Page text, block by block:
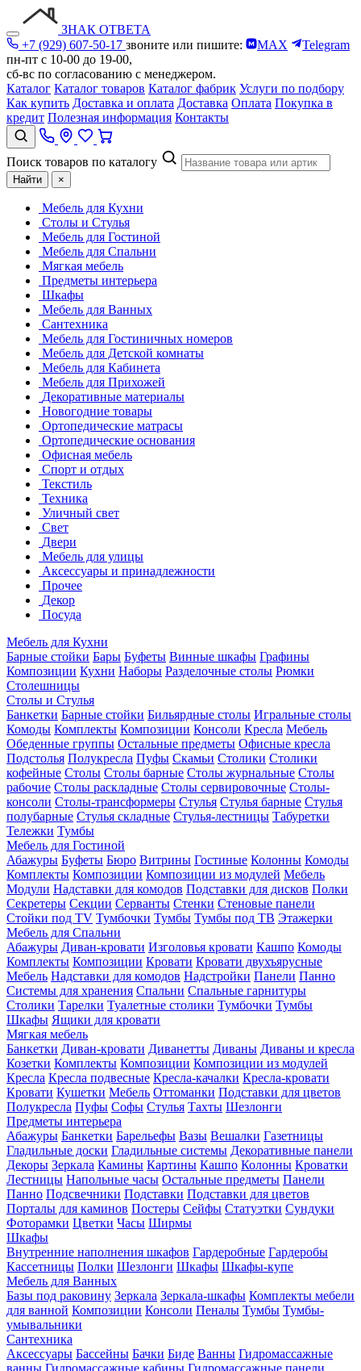
ЗНАК ОТВЕТА
+7 (929) 607-50-17 звоните или пишите: MAX
Telegram
пн-пт с 10-00 до 19-00,
сб-вс по согласованию с менеджером.
Каталог Каталог товаров Каталог фабрик Услуги по подбору
Как купить Доставка и оплата Доставка Оплата Покупка в
кредит Полезная информация Контакты
Поиск товаров по каталогу
Найти ×
Мебель для Кухни
Столы и Стулья
Мебель для Гостиной
Мебель для Спальни
Мягкая мебель
Предметы интерьера
Шкафы
Мебель для Ванных
Сантехника
Мебель для Гостиничных номеров
Мебель для Детской комнаты
Мебель для Кабинета
Мебель для Прихожей
Декоративные материалы
Новогодние товары
Ортопедические матрасы
Ортопедические основания
Офисная мебель
Спорт и отдых
Текстиль
Техника
Уличный свет
Свет
Двери
Мебель для улицы
Аксессуары и принадлежности
Прочее
Декор
Посуда
Мебель для Кухни
Барные стойки Бары Буфеты Винные шкафы Графины
Композиции Кухни Наборы Разделочные столы Рюмки
Столешницы
Столы и Стулья
Банкетки Барные стойки Бильярдные столы Игральные столы
Комоды Комплекты Композиции Консоли Кресла Мебель
Обеденные группы Остальные предметы Офисные кресла
Подстолья Полукресла Пуфы Скамьи Столики Столики
кофейные Столы Столы барные Столы журнальные Столы
рабочие Столы раскладные Столы сервировочные Столы-
консоли Столы-трансформеры Стулья Стулья барные Стулья
полубарные Стулья складные Стулья-лестницы Табуретки
Тележки Тумбы
Мебель для Гостиной
Абажуры Буфеты Бюро Витрины Гостиные Колонны Комоды
Комплекты Композиции Композиции из модулей Мебель
Модули Надставки для комодов Подставки для дисков Полки
Секретеры Секции Серванты Стенки Стеновые панели
Стойки под TV Тумбочки Тумбы Тумбы под ТВ Этажерки
Мебель для Спальни
Абажуры Диван-кровати Изголовья кровати Кашпо Комоды
Комплекты Композиции Кровати Кровати двухъярусные
Мебель Надставки для комодов Надстройки Панели Панно
Системы для хранения Спальни Спальные гарнитуры
Столики Тарелки Туалетные столики Тумбочки Тумбы
Шкафы Ящики для кровати
Мягкая мебель
Банкетки Диван-кровати Диванетты Диваны Диваны и кресла
Козетки Комплекты Композиции Композиции из модулей
Кресла Кресла подвесные Кресла-качалки Кресла-кровати
Кровати Кушетки Мебель Оттоманки Подставки для цветов
Полукресла Пуфы Софы Стулья Тахты Шезлонги
Предметы интерьера
Абажуры Банкетки Барельефы Вазы Вешалки Газетницы
Гладильные доски Гладильные системы Декоративные панели
Декоры Зеркала Камины Картины Кашпо Колонны Кроватки
Лестницы Напольные часы Остальные предметы Панели
Панно Подсвечники Подставки Подставки для цветов
Порталы для каминов Постеры Сейфы Статуэтки Сундуки
Фоторамки Цветки Часы Ширмы
Шкафы
Внутренние наполнения шкафов Гардеробные Гардеробы
Кассетницы Полки Шезлонги Шкафы Шкафы-купе
Мебель для Ванных
Базы под раковину Зеркала Зеркала-шкафы Комплекты мебели
для ванной Композиции Консоли Пеналы Тумбы Тумбы-
умывальники
Сантехника
Аксессуары Бассейны Бачки Биде Ванны Гидромассажные
ванны Гидромассажные кабины Гидромассажные панели